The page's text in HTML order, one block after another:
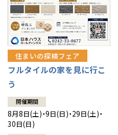
住まいの探検フェア
フルタイルの家を見に行こ
う
開催期間
8月8日(土)・9日(日)・29日(土)・
30日(日)